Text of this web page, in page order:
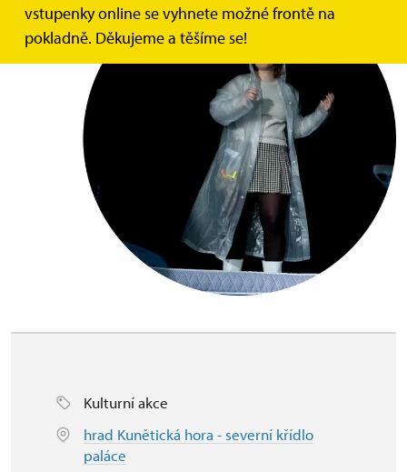
vstupenky online se vyhnete možné frontě na
pokladně. Děkujeme a těšíme se!
Kulturní akce
hrad Kunětická hora - severní křídlo
paláce